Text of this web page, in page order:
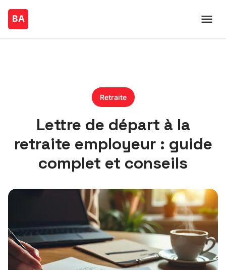
Retraite
Lettre de départ à la
retraite employeur : guide
complet et conseils